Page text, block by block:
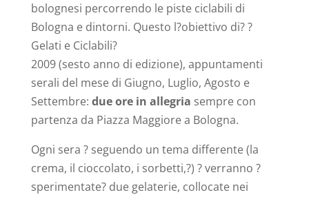
bolognesi percorrendo le piste ciclabili di
Bologna e dintorni. Questo l?obiettivo di? ?
Gelati e Ciclabili?
2009 (sesto anno di edizione), appuntamenti
serali del mese di Giugno, Luglio, Agosto e
Settembre: due ore in allegria sempre con
partenza da Piazza Maggiore a Bologna.
Ogni sera ? seguendo un tema differente (la
crema, il cioccolato, i sorbetti,?) ? verranno ?
sperimentate? due gelaterie, collocate nei